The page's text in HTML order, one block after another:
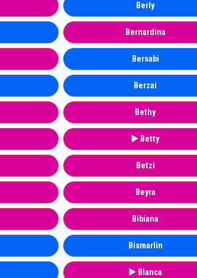
Berly
Bernardina
Bersabi
Berzai
Bethy
▶️ Betty
Betzi
Beyra
Bibiana
Bismarlin
▶️ Blanca